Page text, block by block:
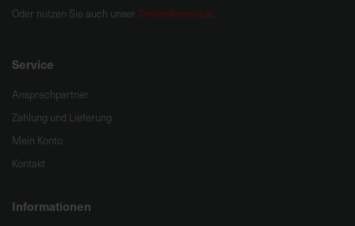
Oder nutzen Sie auch unser Onlineformular.
Service
Ansprechpartner
Zahlung und Lieferung
Mein Konto
Kontakt
Informationen